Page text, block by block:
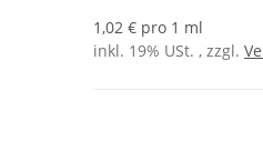
1,02 € pro 1 ml
inkl. 19% USt. , zzgl.